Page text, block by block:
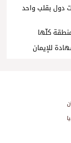
دول بقلب واحد
كلّها
للإيمان